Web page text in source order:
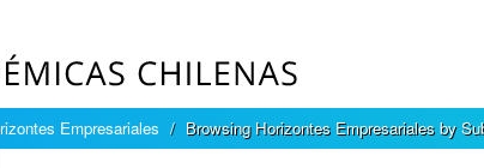
Empresariales Browsing Horizontes Empresariales by